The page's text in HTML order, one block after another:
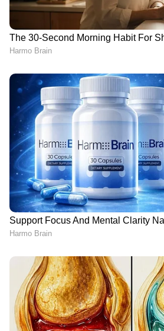
ഘട്ടം ഘട്ടമായാണ്
ചെയ്യാനുള്ള നടപടി ​ഗൂ​ഗിൾ
അക്കൗണ്ട് ഡിലീറ്റാക്കാൻ
മെസേജ് പല തവണ
ഈ അക്കൗണ്ടുകൾ
ഒരു മാസത്തിനു ശേഷം
ഫയലുകൾക്കൊപ്പം
ലോകം തെരയുന്നത് ജെ
മെയിൽ, എന്താണ് ജെ
മെയിൽ?
ഉപഭോക്താക്കളുടെ
സംസാരം
അനുവാദമില്ലാതെ
റെക്കോർഡ് ചെയ്തു, 570
കോടി രൂപ നഷ്ടപരിഹാരം
നൽകാൻ ഗൂഗിൾ